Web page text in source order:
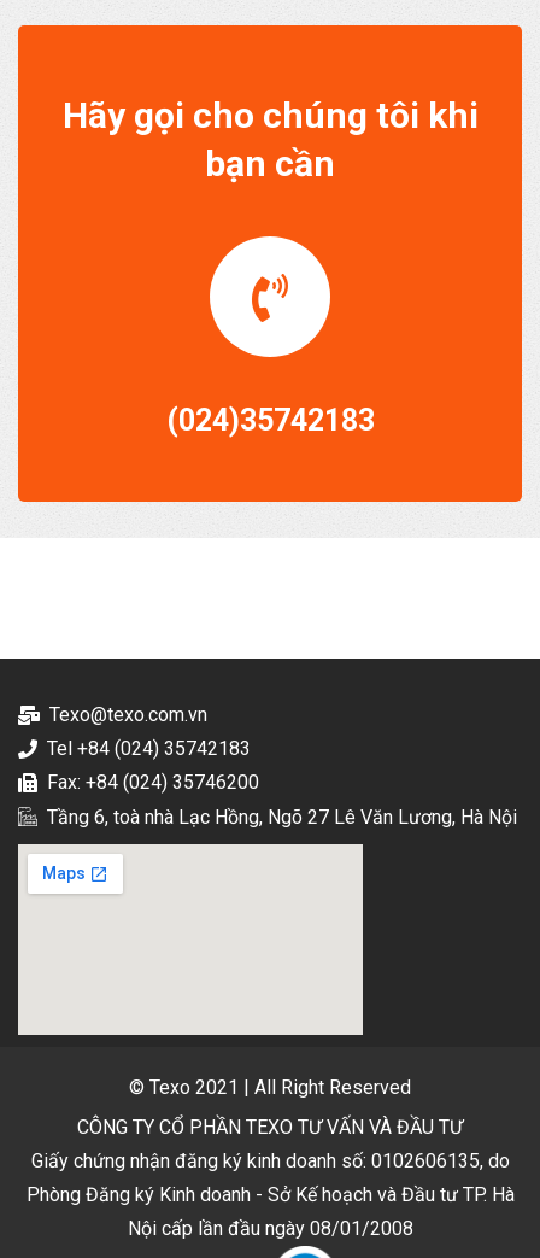
Hãy gọi cho chúng tôi khi
bạn cần
(024)35742183
Texo@texo.com.vn
Tel +84 (024) 35742183
Fax: +84 (024) 35746200
Tầng 6, toà nhà Lạc Hồng, Ngõ 27 Lê Văn Lương, Hà Nội
© Texo 2021 | All Right Reserved
CÔNG TY CỔ PHẦN TEXO TƯ VẤN VÀ ĐẦU TƯ
Giấy chứng nhận đăng ký kinh doanh số: 0102606135, do
Phòng Đăng ký Kinh doanh - Sở Kế hoạch và Đầu tư TP. Hà
Nội cấp lần đầu ngày 08/01/2008